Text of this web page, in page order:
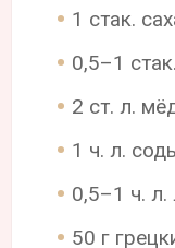
1 стак.
0,5–1
2 ст. л.
1 ч. л.
0,5–1 ч.
50 г